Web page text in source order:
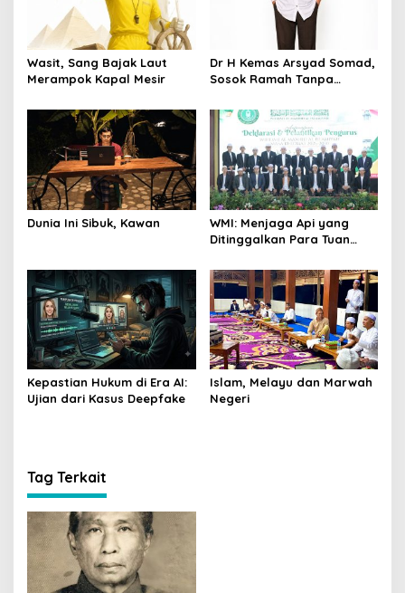
p
o
s
Wasit, Sang Bajak Laut
Merampok Kapal Mesir
Dr H Kemas Arsyad Somad,
Sosok Ramah Tanpa
Dunia Ini Sibuk, Kawan
WMI: Menjaga Api yang
Ditinggalkan Para Tuan
Kepastian Hukum di Era AI:
Ujian dari Kasus Deepfake
Islam, Melayu dan Marwah
Negeri
Tag Terkait